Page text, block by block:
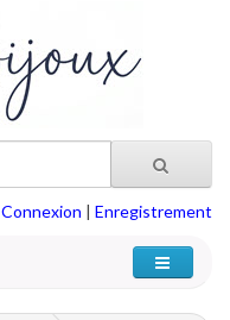
Connexion | Enregistrement